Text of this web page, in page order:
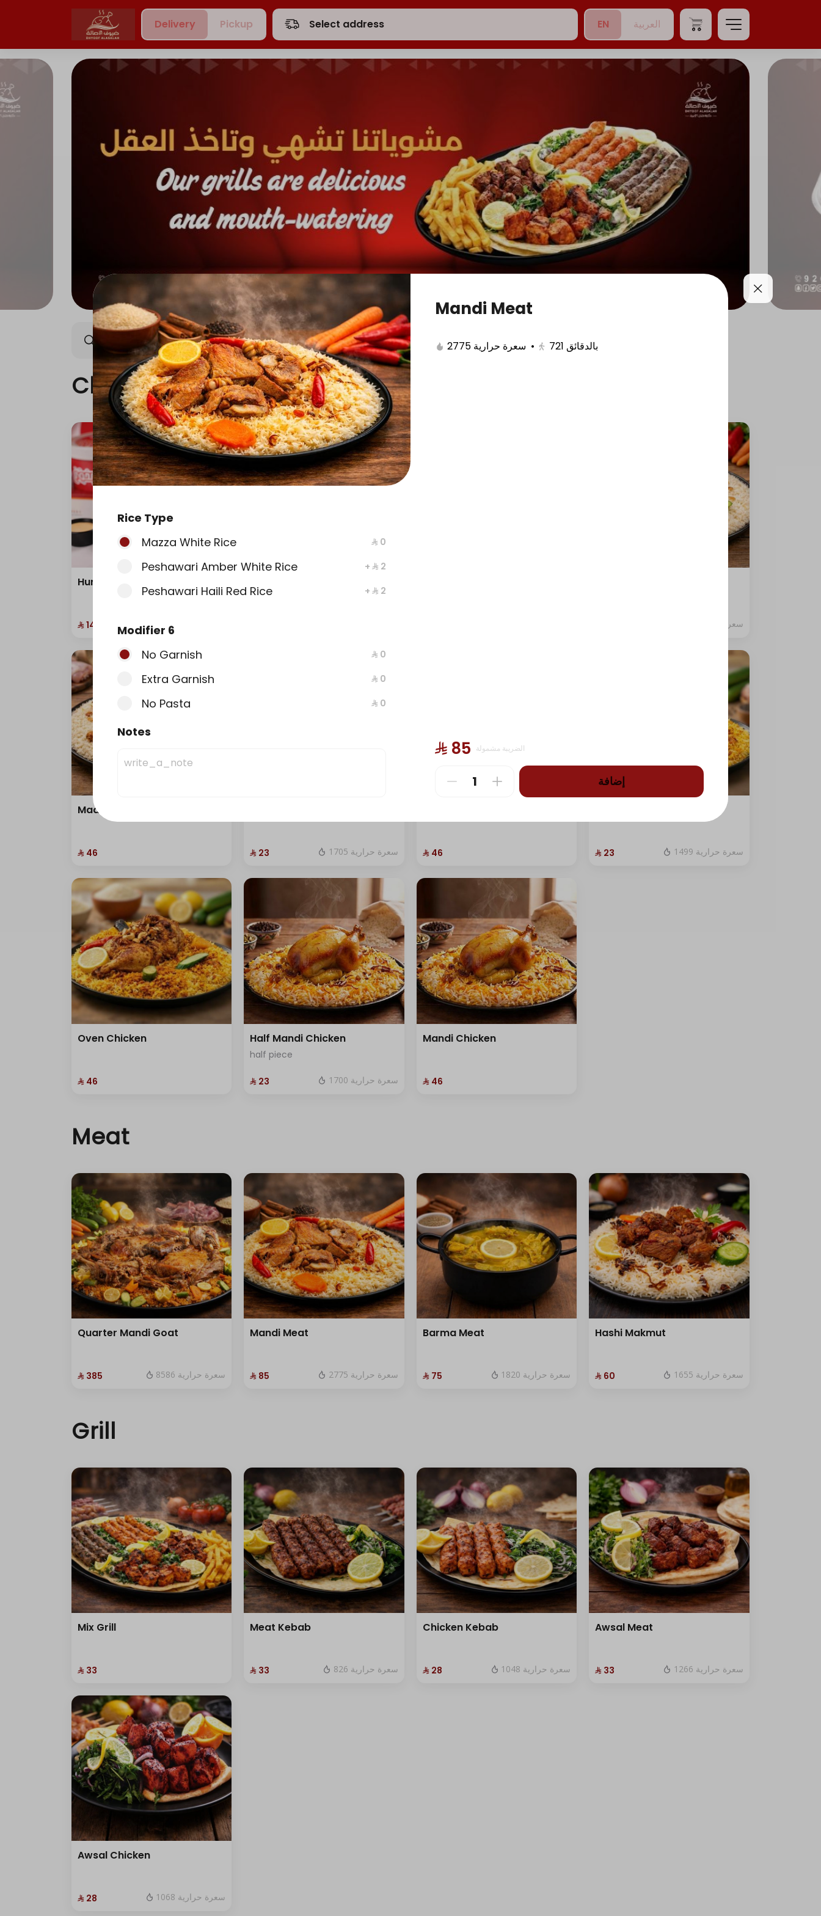
Delivery Pickup Select address EN العربية
Chicken Meat Grill Edamat Appetizers Dessert Juices
Chicken
Hunger Buddy Box
⁨⁦‪‬ 14⁩ 1586 سعرة حرارية
Madhbi chicken
⁨⁦‪‬ 46⁩ ⁨⁦‪‬ 23⁩ 1705 سعرة حرارية ⁨⁦‪‬ 46⁩ ⁨⁦‪‬ 23⁩ 1499 سعرة حرارية
Oven Chicken
⁨⁦‪‬ 46⁩
Half Mandi Chicken
half piece
⁨⁦‪‬ 23⁩ 1700 سعرة حرارية
Mandi Chicken
⁨⁦‪‬ 46⁩
Meat
Quarter Mandi Goat
⁨⁦‪‬ 385⁩ 8586 سعرة حرارية
Mandi Meat
⁨⁦‪‬ 85⁩ 2775 سعرة حرارية
Barma Meat
⁨⁦‪‬ 75⁩ 1820 سعرة حرارية
Hashi Makmut
⁨⁦‪‬ 60⁩ 1655 سعرة حرارية
Grill
Mix Grill
⁨⁦‪‬ 33⁩
Meat Kebab
⁨⁦‪‬ 33⁩ 826 سعرة حرارية
Chicken Kebab
⁨⁦‪‬ 28⁩ 1048 سعرة حرارية
Awsal Meat
⁨⁦‪‬ 33⁩ 1266 سعرة حرارية
Awsal Chicken
⁨⁦‪‬ 28⁩ 1068 سعرة حرارية
Rice Type
Mazza White Rice
⁨⁦‪‬ 0⁩
Peshawari Amber White Rice + ⁨⁦‪‬ 2⁩
Peshawari Haili Red Rice + ⁨⁦‪‬ 2⁩
Modifier 6
No Garnish
⁨⁦‪‬ 0⁩
Extra Garnish ⁨⁦‪‬ 0⁩
No Pasta ⁨⁦‪‬ 0⁩
Notes
Mandi Meat
2775 سعرة حرارية • 721 بالدقائق
⁨⁦‪‬ 85⁩ الضريبة مشمولة
إضافة